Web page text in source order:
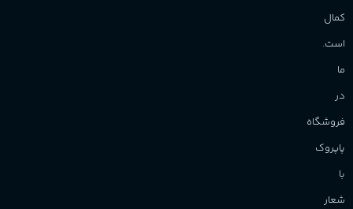
کمال
است.
ما
در
فروشگاه
پاپروک
با
شعار